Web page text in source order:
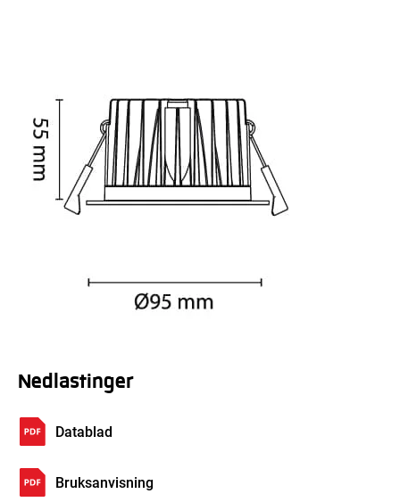
Nedlastinger
Datablad
Bruksanvisning